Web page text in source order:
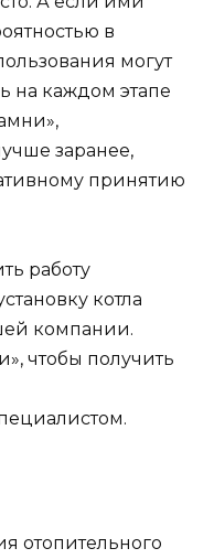
в
могут
на каждом этапе
заранее,
принятию
работу
котла
компании.
чтобы получить
отопительного